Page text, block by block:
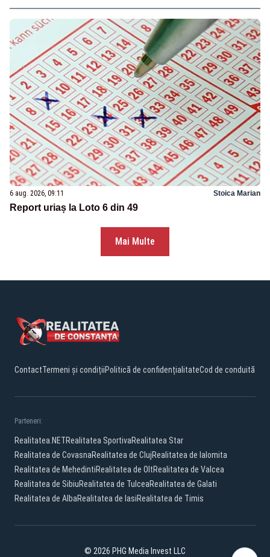
6 aug. 2026, 09:11 Stoica Marian
Report uriaș la Loto 6 din 49
Mai Multe
ContactTermeni și condițiiPolitică de confidențialitateCod de conduită
Parteneri:
Realitatea.NETRealitatea SportivaRealitatea Star
Realitatea de CovasnaRealitatea de ClujRealitatea de Ialomita
Realitatea de MehedintiRealitatea de OltRealitatea de Valcea
Realitatea de SibiuRealitatea de TulceaRealitatea de Galati
Realitatea de AlbaRealitatea de IasiRealitatea de Timis
© 2026 PHG Media Invest LLC